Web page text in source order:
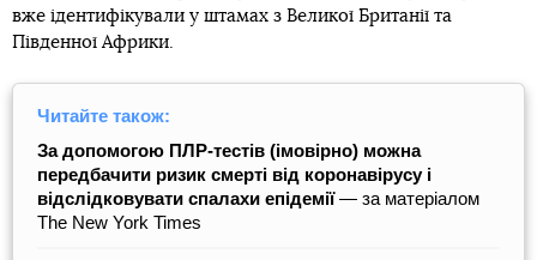
вже ідентифікували у штамах з Великої Британії та
Південної Африки.
Читайте також:
За допомогою ПЛР-тестів (імовірно) можна
передбачити ризик смерті від коронавірусу і
відслідковувати спалахи епідемії― за матеріалом
The New York Times